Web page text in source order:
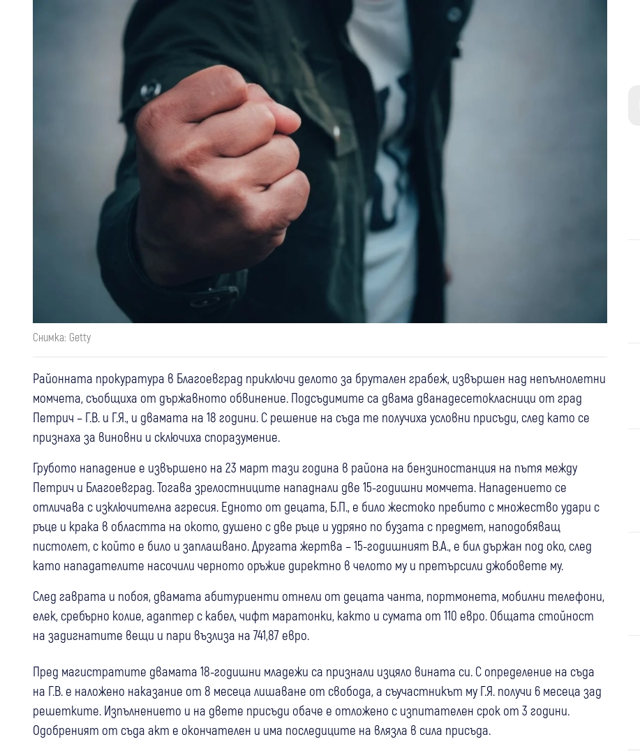
Снимка: Getty
Районната прокуратура в Благоевград приключи делото за брутален грабеж, извършен над непълнолетни
момчета, съобщиха от държавното обвинение. Подсъдимите са двама дванадесетокласници от град
Петрич – Г.В. и Г.Я., и двамата на 18 години. С решение на съда те получиха условни присъди, след като се
признаха за виновни и сключиха споразумение.
Грубото нападение е извършено на 23 март тази година в района на бензиностанция на пътя между
Петрич и Благоевград. Тогава зрелостниците нападнали две 15-годишни момчета. Нападението се
отличава с изключителна агресия. Едното от децата, Б.П., е било жестоко пребито с множество удари с
ръце и крака в областта на окото, душено с две ръце и удряно по бузата с предмет, наподобяващ
пистолет, с който е било и заплашвано. Другата жертва – 15-годишният В.А., е бил държан под око, след
като нападателите насочили черното оръжие директно в челото му и претърсили джобовете му.
След гаврата и побоя, двамата абитуриенти отнели от децата чанта, портмонета, мобилни телефони,
елек, сребърно колие, адаптер с кабел, чифт маратонки, както и сумата от 110 евро. Общата стойност
на задигнатите вещи и пари възлиза на 741,87 евро.
Пред магистратите двамата 18-годишни младежи са признали изцяло вината си. С определение на съда
на Г.В. е наложено наказание от 8 месеца лишаване от свобода, а съучастникът му Г.Я. получи 6 месеца зад
решетките. Изпълнението и на двете присъди обаче е отложено с изпитателен срок от 3 години.
Одобреният от съда акт е окончателен и има последиците на влязла в сила присъда.
Банско Радомир Крими
България 16:49